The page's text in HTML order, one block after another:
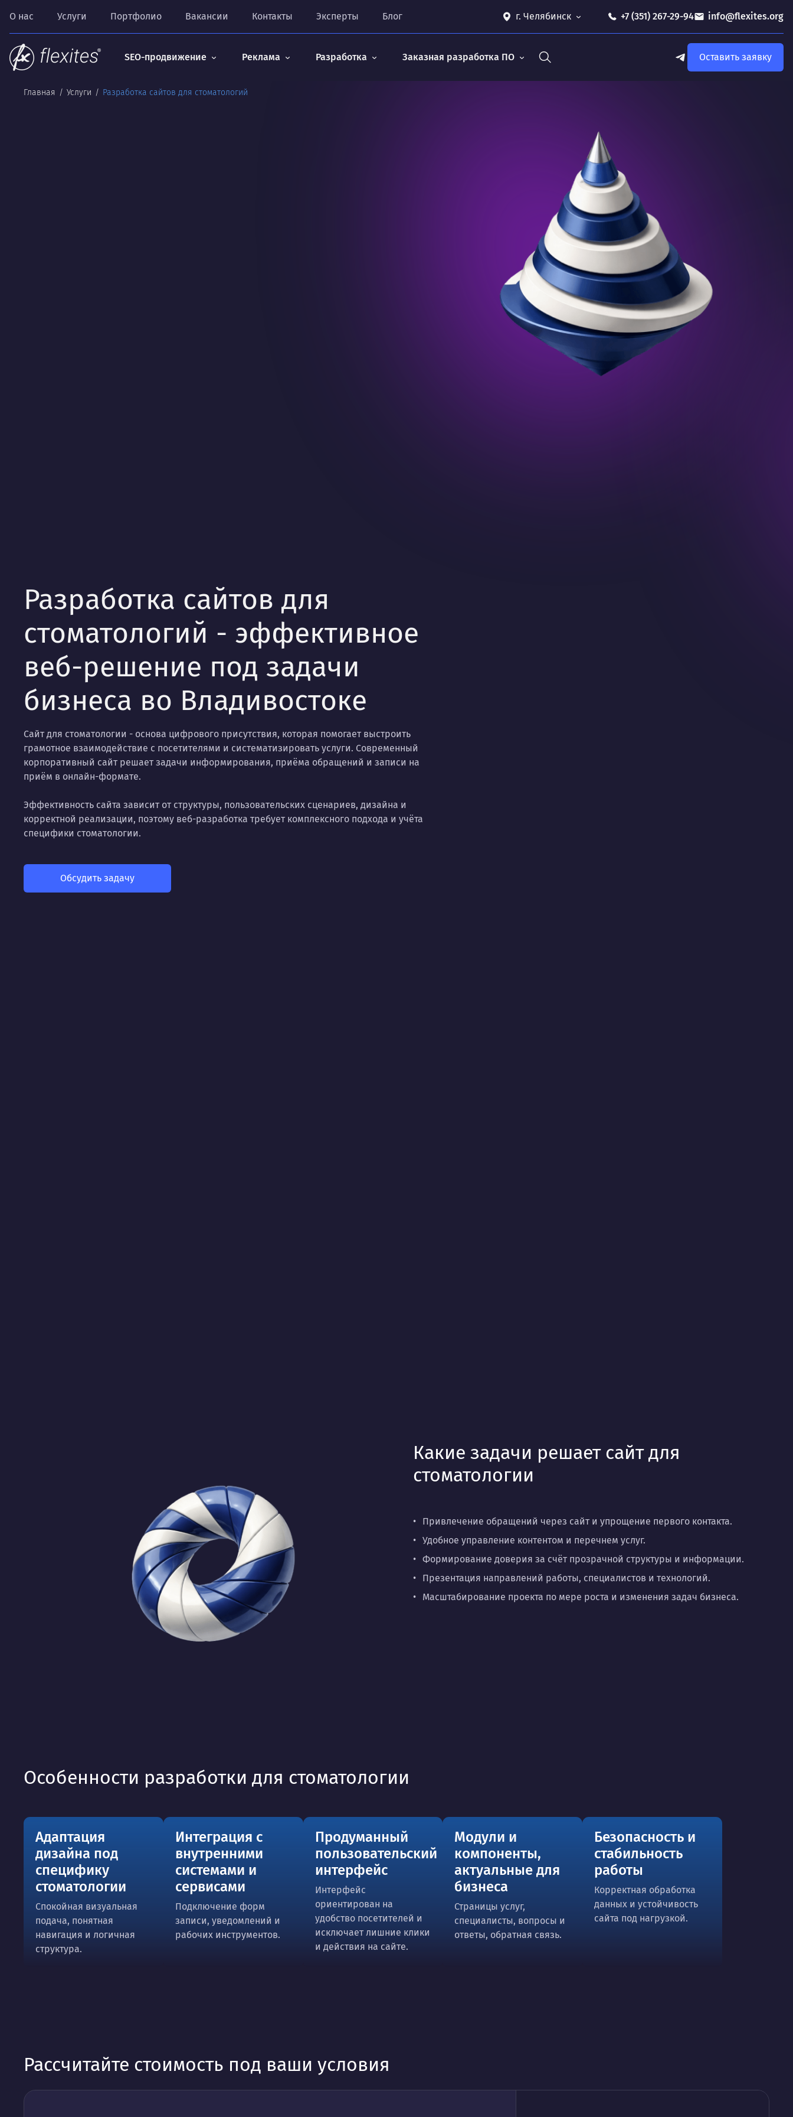
О нас Услуги Портфолио Вакансии Контакты Эксперты Блог г. Челябинск +7 (351) 267-29-94 info@flexites.org
SEO-продвижение Реклама Разработка Заказная разработка ПО Оставить заявку
Главная Услуги Разработка сайтов для стоматологий
Разработка сайтов для
стоматологий - эффективное
веб-решение под задачи
бизнеса во Владивостоке
Сайт для стоматологии - основа цифрового присутствия, которая помогает выстроить
грамотное взаимодействие с посетителями и систематизировать услуги. Современный
корпоративный сайт решает задачи информирования, приёма обращений и записи на
приём в онлайн-формате.
Эффективность сайта зависит от структуры, пользовательских сценариев, дизайна и
корректной реализации, поэтому веб-разработка требует комплексного подхода и учёта
специфики стоматологии.
Обсудить задачу
Какие задачи решает сайт для
стоматологии
Привлечение обращений через сайт и упрощение первого контакта.
Удобное управление контентом и перечнем услуг.
Формирование доверия за счёт прозрачной структуры и информации.
Презентация направлений работы, специалистов и технологий.
Масштабирование проекта по мере роста и изменения задач бизнеса.
Особенности разработки для стоматологии
Адаптация
дизайна под
специфику
стоматологии
Спокойная визуальная
подача, понятная
навигация и логичная
структура.
Интеграция с
внутренними
системами и
сервисами
Подключение форм
записи, уведомлений и
рабочих инструментов.
Продуманный
пользовательский
интерфейс
Интерфейс
ориентирован на
удобство посетителей и
исключает лишние клики
и действия на сайте.
Модули и
компоненты,
актуальные для
бизнеса
Страницы услуг,
специалисты, вопросы и
ответы, обратная связь.
Безопасность и
стабильность
работы
Корректная обработка
данных и устойчивость
сайта под нагрузкой.
Рассчитайте стоимость под ваши условия